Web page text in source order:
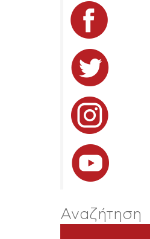
Αναζήτηση